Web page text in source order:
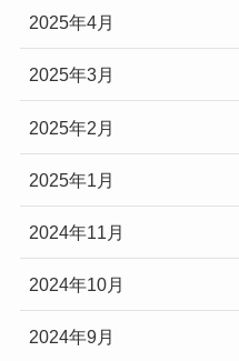
2025年4月
2025年3月
2025年2月
2025年1月
2024年11月
2024年10月
2024年9月